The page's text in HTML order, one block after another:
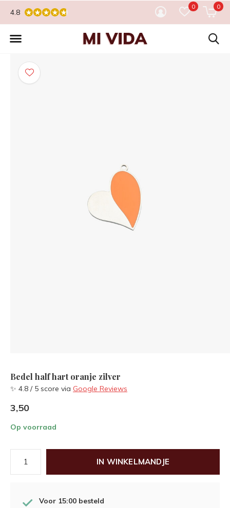
0 0
4.8
Bedel half hart oranje zilver
✨ 4.8 / 5 score via Google Reviews
3,50
Op voorraad
IN WINKELMANDJE
Voor 15:00 besteld